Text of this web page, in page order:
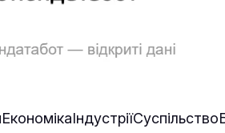
ЕкономікаІндустріїСуспільство